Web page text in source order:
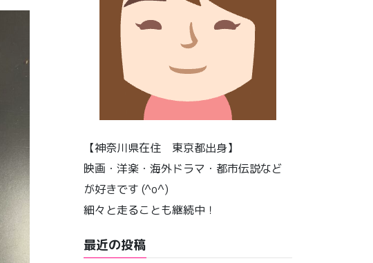
【神奈川県在住 東京都出身】
映画・洋楽・海外ドラマ・都市伝説など
が好きです (^o^)
細々と走ることも継続中！
最近の投稿